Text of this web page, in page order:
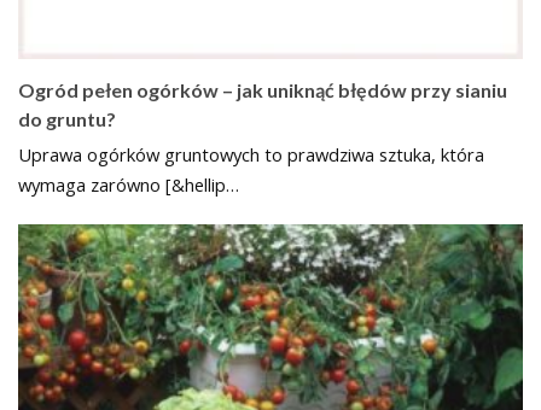
Ogród pełen ogórków – jak uniknąć błędów przy sianiu
do gruntu?
Uprawa ogórków gruntowych to prawdziwa sztuka, która
wymaga zarówno [&hellip…